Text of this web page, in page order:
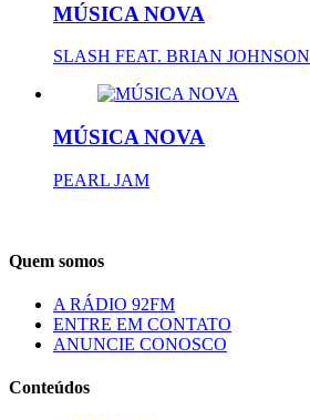
MÚSICA NOVA
SLASH FEAT. BRIAN JOHNSON
MÚSICA NOVA
PEARL JAM
Quem somos
A RÁDIO 92FM
ENTRE EM CONTATO
ANUNCIE CONOSCO
Conteúdos